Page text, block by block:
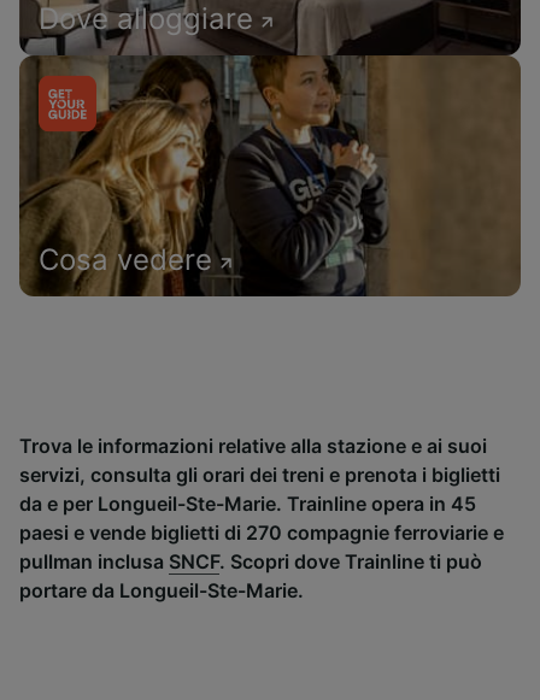
Dove alloggiare
Cosa vedere
Trova le informazioni relative alla stazione e ai suoi
servizi, consulta gli orari dei treni e prenota i biglietti
da e per Longueil-Ste-Marie. Trainline opera in 45
paesi e vende biglietti di 270 compagnie ferroviarie e
pullman inclusa SNCF. Scopri dove Trainline ti può
portare da Longueil-Ste-Marie.